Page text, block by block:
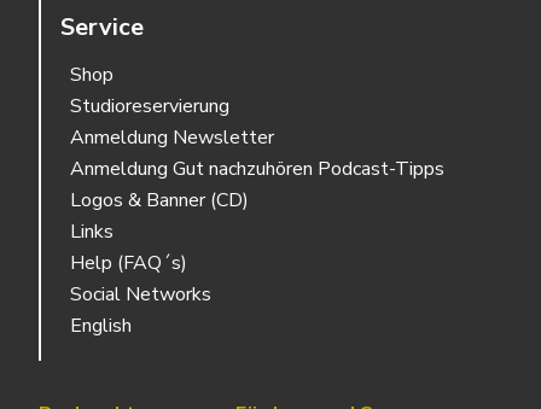
Service
Shop
Studioreservierung
Anmeldung Newsletter
Anmeldung Gut nachzuhören Podcast-Tipps
Logos & Banner (CD)
Links
Help (FAQ´s)
Social Networks
English